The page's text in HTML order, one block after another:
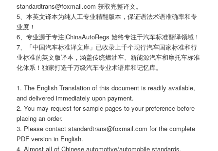
standardtrans@foxmail.com 获取完整译文。
5、本英文译本为纯人工专业精翻版本，保证语法术语准确率和专
业度！
6、专业源于专注|ChinaAutoRegs 始终专注于汽车标准翻译领域！
7、「中国汽车标准译文库」已收录上千个现行汽车国家标准和行
业标准的英文版译本，涵盖传统燃油车、新能源汽车和摩托车标准
化体系！独家打造千万级汽车专业术语库和记忆库。
1. The English Translation of this document is readily available,
and delivered immediately upon payment.
2. You may request for sample pages to your preference before
placing an order.
3. Please contact standardtrans@foxmail.com for the complete
PDF version in English.
4. Almost all of Chinese automotive/automobile standards,